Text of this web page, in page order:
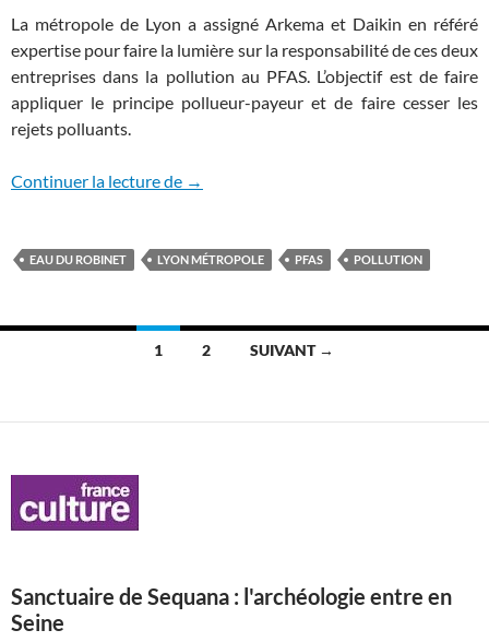
La métropole de Lyon a assigné Arkema et Daikin en référé
expertise pour faire la lumière sur la responsabilité de ces deux
entreprises dans la pollution au PFAS. L’objectif est de faire
appliquer le principe pollueur-payeur et de faire cesser les
rejets polluants.
Continuer la lecture de PFAS : la métropole de Lyon assigne les
→
EAU DU ROBINET LYON MÉTROPOLE PFAS POLLUTION
articles
1 2 SUIVANT →
Sanctuaire de Sequana : l'archéologie entre en
Seine